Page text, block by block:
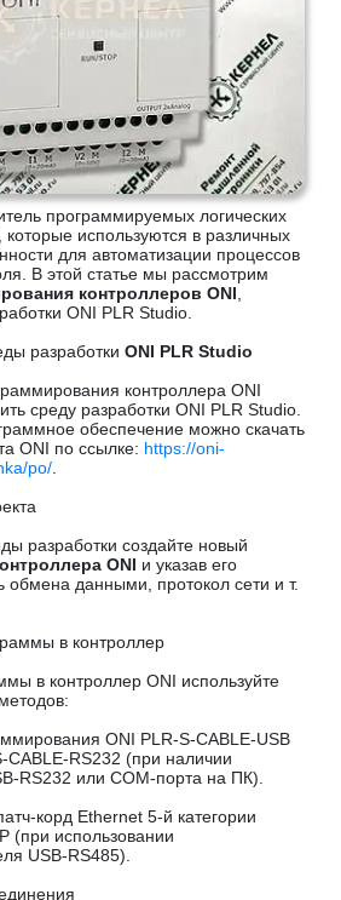
программируемых логических
которые используются в различных
для автоматизации процессов
В этой статье мы рассмотрим
контроллеров ONI
ONI PLR Studio.
разработки ONI PLR Studio
контроллера ONI
среду разработки ONI PLR Studio.
обеспечение можно скачать
ONI по ссылке: https://oni-
po/
разработки создайте новый
ONI и указав его
обмена данными, протокол сети и т.
в контроллер
в контроллер ONI используйте
ONI PLR-S-CABLE-USB
CABLE-RS232 (при наличии
RS232 или COM-порта на ПК).
корд Ethernet 5-й категории
(при использовании
USB-RS485).